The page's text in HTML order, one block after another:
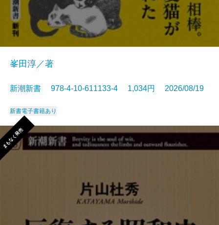
峯田淳／著
新潮新書 978-4-10-611133-4 1,034円 2026/08/19
新書電子書籍あり
まもなく発売